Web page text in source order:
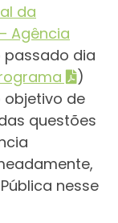
da
– Agência
passado dia
)
de
questões
nesse